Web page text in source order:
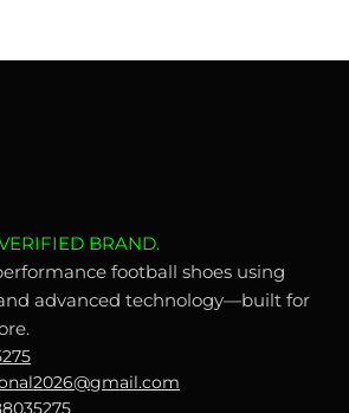
at vestibulum
BRAND.
football shoes using
advanced technology—built for